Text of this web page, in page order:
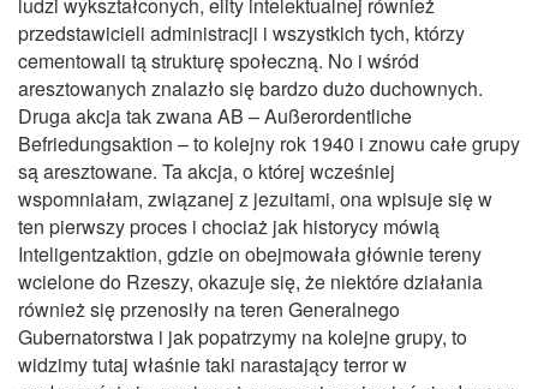
przedstawicieli administracji i wszystkich tych, którzy
cementowali tą strukturę społeczną. No i wśród
aresztowanych znalazło się bardzo dużo duchownych.
Druga akcja tak zwana AB – Außerordentliche
Befriedungsaktion – to kolejny rok 1940 i znowu całe grupy
są aresztowane. Ta akcja, o której wcześniej
wspomniałam, związanej z jezuitami, ona wpisuje się w
ten pierwszy proces i chociaż jak historycy mówią
Inteligentzaktion, gdzie on obejmowała głównie tereny
wcielone do Rzeszy, okazuje się, że niektóre działania
również się przenosiły na teren Generalnego
Gubernatorstwa i jak popatrzymy na kolejne grupy, to
widzimy tutaj właśnie taki narastający terror w